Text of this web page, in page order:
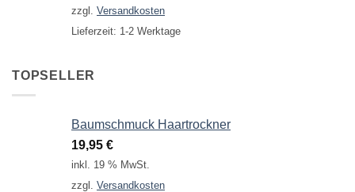
249,95 €
zzgl. Versandkosten
Lieferzeit: 1-2 Werktage
TOPSELLER
Baumschmuck Haartrockner
19,95 €
inkl. 19 % MwSt.
zzgl. Versandkosten